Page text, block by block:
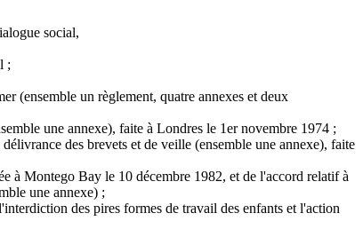
social,
;
(ensemble un règlement, quatre annexes et deux
une annexe), faite à Londres le 1er novembre 1974 ;
des brevets et de veille (ensemble une annexe), faite
à Montego Bay le 10 décembre 1982, et de l'accord relatif à
une annexe) ;
des pires formes de travail des enfants et l'action